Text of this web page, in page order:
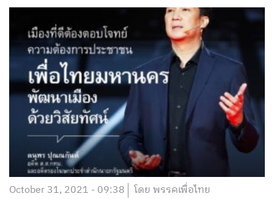
October 31, 2021 - 09:38 โดย พรรคเพื่อไทย